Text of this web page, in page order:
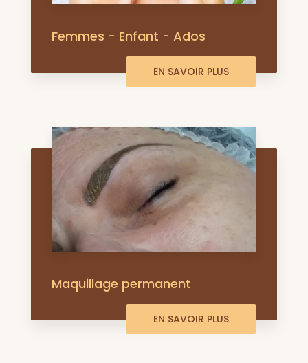
Femmes - Enfant - Ados
EN SAVOIR PLUS
Maquillage permanent
EN SAVOIR PLUS